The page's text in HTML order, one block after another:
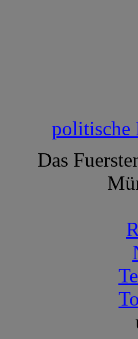
politische
Das